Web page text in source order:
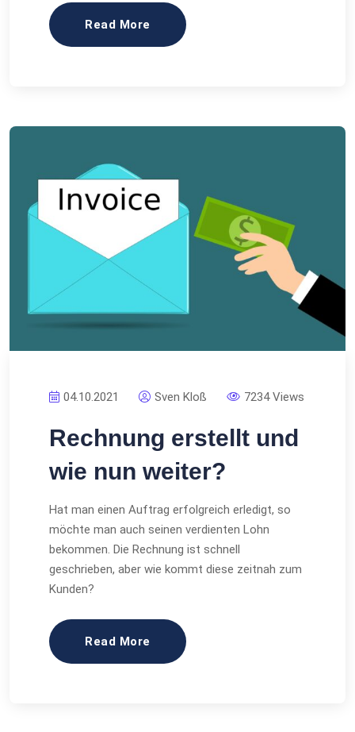
Read More
04.10.2021 Sven Kloß 7234 Views
Rechnung erstellt und
wie nun weiter?
Hat man einen Auftrag erfolgreich erledigt, so
möchte man auch seinen verdienten Lohn
bekommen. Die Rechnung ist schnell
geschrieben, aber wie kommt diese zeitnah zum
Kunden?
Read More